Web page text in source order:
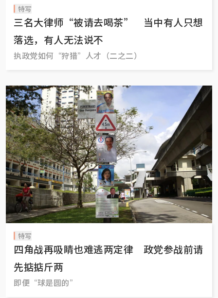
特写
三名大律师“被请去喝茶” 当中有人只想
落选，有人无法说不
执政党如何“狩猎”人才（二之二）
特写
四角战再吸睛也难逃两定律 政党参战前请
先掂掂斤两
即便“球是圆的”